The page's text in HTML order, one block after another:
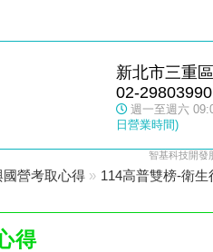
新北市三重
02-29803990
週一至週六
日營業時間)
智基科技開發
國營考取心得 » 114高普雙榜-衛
得